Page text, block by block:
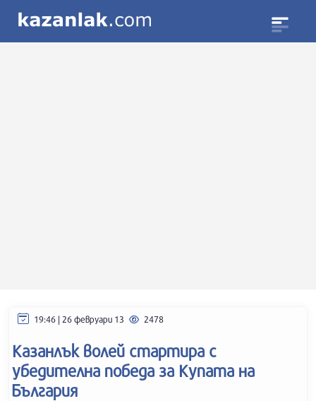
19:46 | 26 февруари 13 2478
Казанлък волей стартира с
убедителна победа за Купата на
България